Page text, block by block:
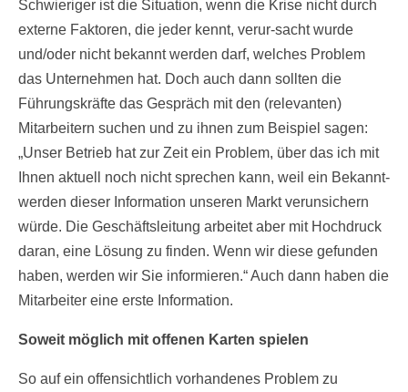
Schwieriger ist die Situation, wenn die Krise nicht durch
externe Faktoren, die jeder kennt, verur-sacht wurde
und/oder nicht bekannt werden darf, welches Problem
das Unternehmen hat. Doch auch dann sollten die
Führungskräfte das Gespräch mit den (relevanten)
Mitarbeitern suchen und zu ihnen zum Beispiel sagen:
„Unser Betrieb hat zur Zeit ein Problem, über das ich mit
Ihnen aktuell noch nicht sprechen kann, weil ein Bekannt-
werden dieser Information unseren Markt verunsichern
würde. Die Geschäftsleitung arbeitet aber mit Hochdruck
daran, eine Lösung zu finden. Wenn wir diese gefunden
haben, werden wir Sie informieren.“ Auch dann haben die
Mitarbeiter eine erste Information.
Soweit möglich mit offenen Karten spielen
So auf ein offensichtlich vorhandenes Problem zu